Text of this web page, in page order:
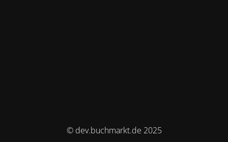
© dev.buchmarkt.de 2025